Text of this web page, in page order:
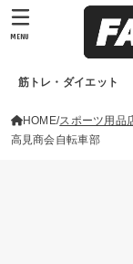
筋トレ・ダイエット
MENU
HOME スポーツ用品
高見商会自転車部